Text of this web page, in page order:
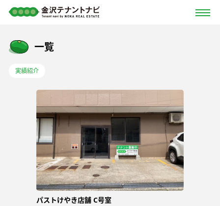
一覧
実績紹介
パストけやき店舗 C号室